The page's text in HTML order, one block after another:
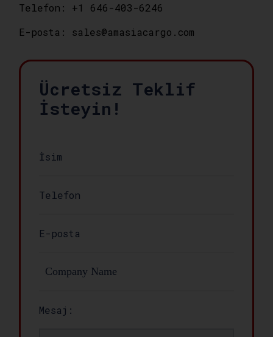
Telefon: +1 646-403-6246
E-posta: sales@amasiacargo.com
Ücretsiz Teklif
İsteyin!
Mesaj: